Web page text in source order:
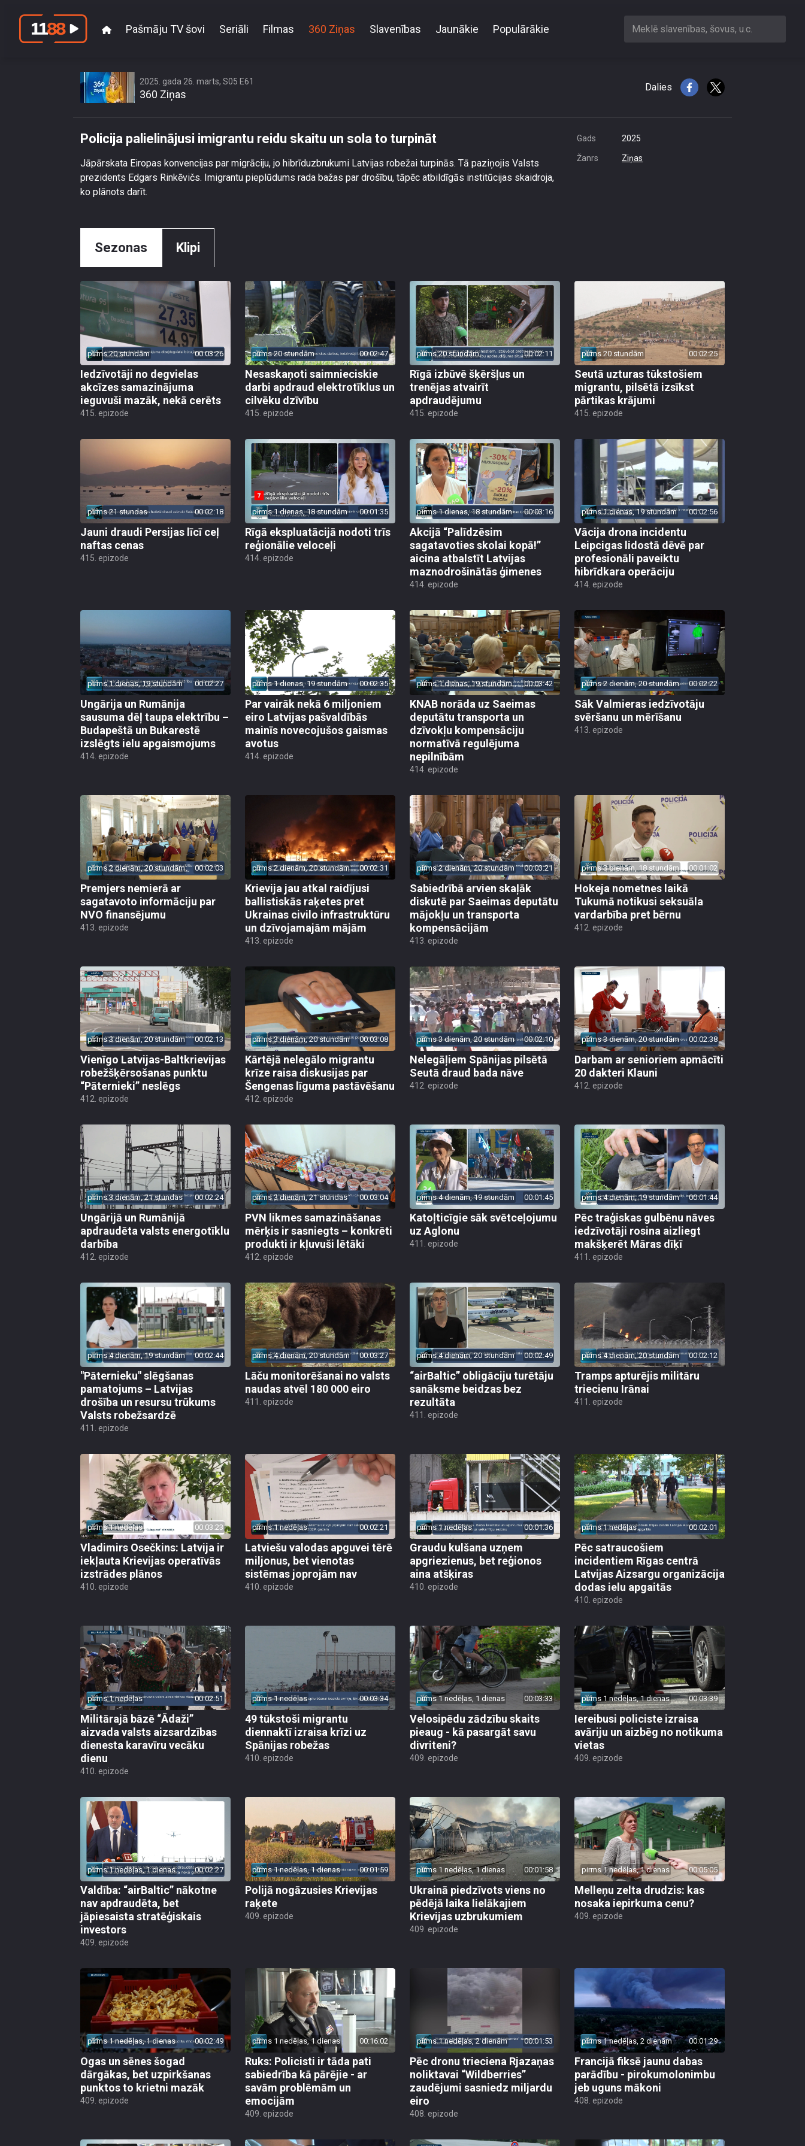
Pašmāju TV šovi Seriāli Filmas 360 Ziņas Slavenības Jaunākie Populārākie Meklē slavenības, šovus, u.c.
2025. gada 26. marts, S05 E61
360 Ziņas
Dalies
Policija palielinājusi imigrantu reidu skaitu un sola to turpināt
Jāpārskata Eiropas konvencijas par migrāciju, jo hibrīduzbrukumi Latvijas robežai turpinās. Tā paziņojis Valsts
prezidents Edgars Rinkēvičs. Imigrantu pieplūdums rada bažas par drošību, tāpēc atbildīgās institūcijas skaidroja,
ko plānots darīt.
Gads 2025
Žanrs Ziņas
Sezonas Klipi
pirms 20 stundām 00:03:26
Iedzīvotāji no degvielas
akcīzes samazinājuma
ieguvuši mazāk, nekā cerēts
415. epizode
pirms 20 stundām 00:02:47
Nesaskaņoti saimnieciskie
darbi apdraud elektrotīklus un
cilvēku dzīvību
415. epizode
pirms 20 stundām 00:02:11
Rīgā izbūvē šķēršļus un
trenējas atvairīt
apdraudējumu
415. epizode
pirms 20 stundām 00:02:25
Seutā uzturas tūkstošiem
migrantu, pilsētā izsīkst
pārtikas krājumi
415. epizode
pirms 21 stundas 00:02:18
Jauni draudi Persijas līcī ceļ
naftas cenas
415. epizode
pirms 1 dienas, 18 stundām 00:01:35
Rīgā ekspluatācijā nodoti trīs
reģionālie veloceļi
414. epizode
pirms 1 dienas, 18 stundām 00:03:16
Akcijā “Palīdzēsim
sagatavoties skolai kopā!”
aicina atbalstīt Latvijas
maznodrošinātās ģimenes
414. epizode
pirms 1 dienas, 19 stundām 00:02:56
Vācija drona incidentu
Leipcigas lidostā dēvē par
profesionāli paveiktu
hibrīdkara operāciju
414. epizode
pirms 1 dienas, 19 stundām 00:02:27
Ungārija un Rumānija
sausuma dēļ taupa elektrību –
Budapeštā un Bukarestē
izslēgts ielu apgaismojums
414. epizode
pirms 1 dienas, 19 stundām 00:02:35
Par vairāk nekā 6 miljoniem
eiro Latvijas pašvaldībās
mainīs novecojušos gaismas
avotus
414. epizode
pirms 1 dienas, 19 stundām 00:03:42
KNAB norāda uz Saeimas
deputātu transporta un
dzīvokļu kompensāciju
normatīvā regulējuma
nepilnībām
414. epizode
pirms 2 dienām, 20 stundām 00:02:22
Sāk Valmieras iedzīvotāju
svēršanu un mērīšanu
413. epizode
pirms 2 dienām, 20 stundām 00:02:03
Premjers nemierā ar
sagatavoto informāciju par
NVO finansējumu
413. epizode
pirms 2 dienām, 20 stundām 00:02:31
Krievija jau atkal raidījusi
ballistiskās raķetes pret
Ukrainas civilo infrastruktūru
un dzīvojamajām mājām
413. epizode
pirms 2 dienām, 20 stundām 00:03:21
Sabiedrībā arvien skaļāk
diskutē par Saeimas deputātu
mājokļu un transporta
kompensācijām
413. epizode
pirms 3 dienām, 18 stundām 00:01:02
Hokeja nometnes laikā
Tukumā notikusi seksuāla
vardarbība pret bērnu
412. epizode
pirms 3 dienām, 20 stundām 00:02:13
Vienīgo Latvijas-Baltkrievijas
robežšķērsošanas punktu
“Pāternieki” neslēgs
412. epizode
pirms 3 dienām, 20 stundām 00:03:08
Kārtējā nelegālo migrantu
krīze raisa diskusijas par
Šengenas līguma pastāvēšanu
412. epizode
pirms 3 dienām, 20 stundām 00:02:10
Nelegāļiem Spānijas pilsētā
Seutā draud bada nāve
412. epizode
pirms 3 dienām, 20 stundām 00:02:38
Darbam ar senioriem apmācīti
20 dakteri Klauni
412. epizode
pirms 3 dienām, 21 stundas 00:02:24
Ungārijā un Rumānijā
apdraudēta valsts energotīklu
darbība
412. epizode
pirms 3 dienām, 21 stundas 00:03:04
PVN likmes samazināšanas
mērķis ir sasniegts – konkrēti
produkti ir kļuvuši lētāki
412. epizode
pirms 4 dienām, 19 stundām 00:01:45
Katoļticīgie sāk svētceļojumu
uz Aglonu
411. epizode
pirms 4 dienām, 19 stundām 00:01:44
Pēc traģiskas gulbēnu nāves
iedzīvotāji rosina aizliegt
makšķerēt Māras dīķī
411. epizode
pirms 4 dienām, 19 stundām 00:02:44
"Pāternieku" slēgšanas
pamatojums – Latvijas
drošība un resursu trūkums
Valsts robežsardzē
411. epizode
pirms 4 dienām, 20 stundām 00:03:27
Lāču monitorēšanai no valsts
naudas atvēl 180 000 eiro
411. epizode
pirms 4 dienām, 20 stundām 00:02:49
“airBaltic” obligāciju turētāju
sanāksme beidzas bez
rezultāta
411. epizode
pirms 4 dienām, 20 stundām 00:02:12
Tramps apturējis militāru
triecienu Irānai
411. epizode
pirms 1 nedēļas 00:03:23
Vladimirs Osečkins: Latvija ir
iekļauta Krievijas operatīvās
izstrādes plānos
410. epizode
pirms 1 nedēļas 00:02:21
Latviešu valodas apguvei tērē
miljonus, bet vienotas
sistēmas joprojām nav
410. epizode
pirms 1 nedēļas 00:01:36
Graudu kulšana uzņem
apgriezienus, bet reģionos
aina atšķiras
410. epizode
pirms 1 nedēļas 00:02:01
Pēc satraucošiem
incidentiem Rīgas centrā
Latvijas Aizsargu organizācija
dodas ielu apgaitās
410. epizode
pirms 1 nedēļas 00:02:51
Militārajā bāzē “Ādaži”
aizvada valsts aizsardzības
dienesta karavīru vecāku
dienu
410. epizode
pirms 1 nedēļas 00:03:34
49 tūkstoši migrantu
diennaktī izraisa krīzi uz
Spānijas robežas
410. epizode
pirms 1 nedēļas, 1 dienas 00:03:33
Velosipēdu zādzību skaits
pieaug - kā pasargāt savu
divriteni?
409. epizode
pirms 1 nedēļas, 1 dienas 00:03:39
Iereibusi policiste izraisa
avāriju un aizbēg no notikuma
vietas
409. epizode
pirms 1 nedēļas, 1 dienas 00:02:27
Valdība: “airBaltic” nākotne
nav apdraudēta, bet
jāpiesaista stratēģiskais
investors
409. epizode
pirms 1 nedēļas, 1 dienas 00:01:59
Polijā nogāzusies Krievijas
raķete
409. epizode
pirms 1 nedēļas, 1 dienas 00:01:58
Ukrainā piedzīvots viens no
pēdējā laika lielākajiem
Krievijas uzbrukumiem
409. epizode
pirms 1 nedēļas, 1 dienas 00:05:05
Melleņu zelta drudzis: kas
nosaka iepirkuma cenu?
409. epizode
pirms 1 nedēļas, 1 dienas 00:02:49
Ogas un sēnes šogad
dārgākas, bet uzpirkšanas
punktos to krietni mazāk
409. epizode
pirms 1 nedēļas, 1 dienas 00:16:02
Ruks: Policisti ir tāda pati
sabiedrība kā pārējie - ar
savām problēmām un
emocijām
409. epizode
pirms 1 nedēļas, 2 dienām 00:01:53
Pēc dronu trieciena Rjazaņas
noliktavai “Wildberries”
zaudējumi sasniedz miljardu
eiro
408. epizode
pirms 1 nedēļas, 2 dienām 00:01:29
Francijā fiksē jaunu dabas
parādību - pirokumolonimbu
jeb uguns mākoni
408. epizode